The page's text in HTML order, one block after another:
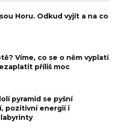
Horu. Odkud vyjít a na co
Víme, co se o něm vyplatí
příliš moc
pyramid se pyšní
pozitivní energií i